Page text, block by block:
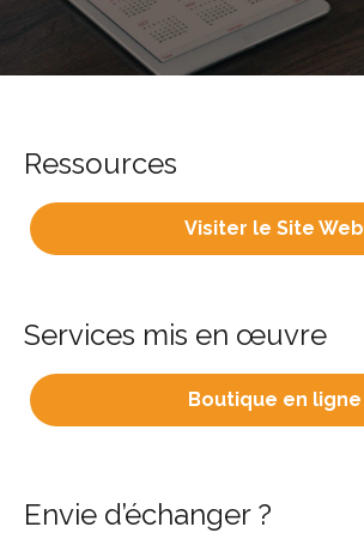
Ressources
Visiter le Site Web
Services mis en œuvre
Boutique en ligne
Envie d’échanger ?